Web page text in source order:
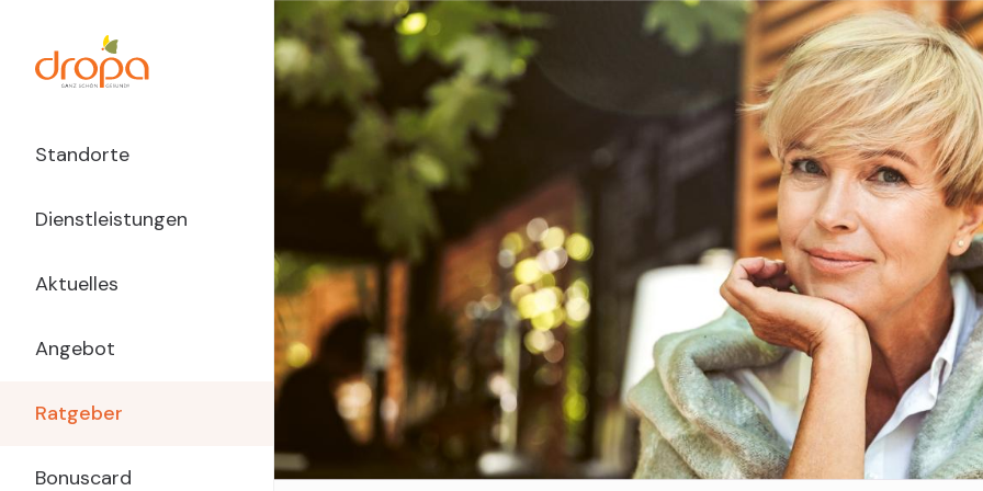
Inhalt
Main
Navigation
dropa
Standorte
Dienstleistungen
Aktuelles
Angebot
Ratgeber
Bonuscard